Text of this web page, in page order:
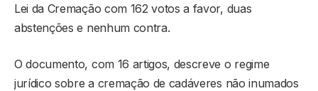
Lei da Cremação com 162 votos a favor, duas
abstenções e nenhum contra.
O documento, com 16 artigos, descreve o regime
jurídico sobre a cremação de cadáveres não inumados